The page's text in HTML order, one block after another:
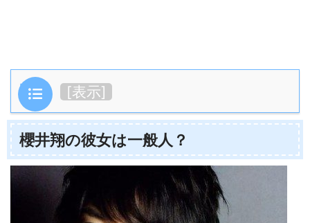
目次 [表示]
櫻井翔の彼女は一般人？